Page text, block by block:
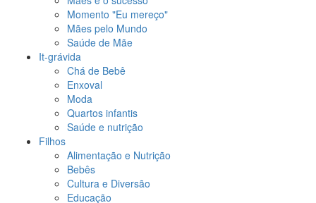
Momento "Eu mereço"
Mães pelo Mundo
Saúde de Mãe
It-grávida
Chá de Bebê
Enxoval
Moda
Quartos infantis
Saúde e nutrição
Filhos
Alimentação e Nutrição
Bebês
Cultura e Diversão
Educação